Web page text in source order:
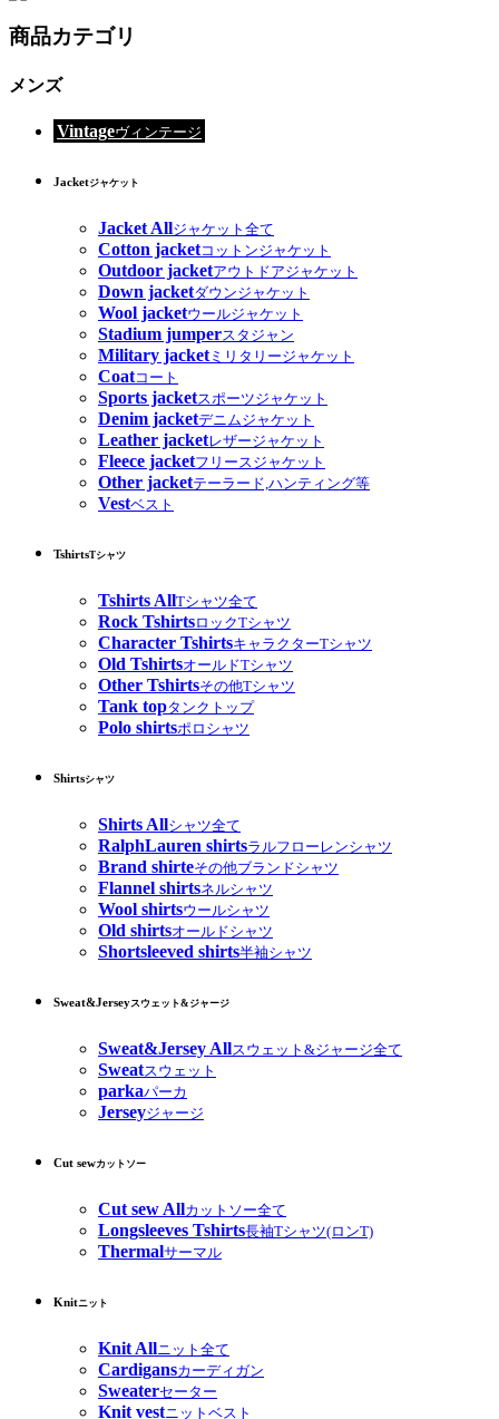
商品カテゴリ
メンズ
Vintageヴィンテージ
Jacketジャケット
Jacket Allジャケット全て
Cotton jacketコットンジャケット
Outdoor jacketアウトドアジャケット
Down jacketダウンジャケット
Wool jacketウールジャケット
Stadium jumperスタジャン
Military jacketミリタリージャケット
Coatコート
Sports jacketスポーツジャケット
Denim jacketデニムジャケット
Leather jacketレザージャケット
Fleece jacketフリースジャケット
Other jacketテーラード,ハンティング等
Vestベスト
TshirtsTシャツ
Tshirts AllTシャツ全て
Rock TshirtsロックTシャツ
Character TshirtsキャラクターTシャツ
Old TshirtsオールドTシャツ
Other Tshirtsその他Tシャツ
Tank topタンクトップ
Polo shirtsポロシャツ
Shirtsシャツ
Shirts Allシャツ全て
RalphLauren shirtsラルフローレンシャツ
Brand shirteその他ブランドシャツ
Flannel shirtsネルシャツ
Wool shirtsウールシャツ
Old shirtsオールドシャツ
Shortsleeved shirts半袖シャツ
Sweat&Jerseyスウェット&ジャージ
Sweat&Jersey Allスウェット&ジャージ全て
Sweatスウェット
parkaパーカ
Jerseyジャージ
Cut sewカットソー
Cut sew Allカットソー全て
Longsleeves Tshirts長袖Tシャツ(ロンT)
Thermalサーマル
Knitニット
Knit Allニット全て
Cardigansカーディガン
Sweaterセーター
Knit vestニットベスト